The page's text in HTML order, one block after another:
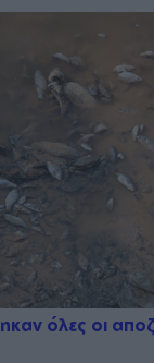
όλες οι